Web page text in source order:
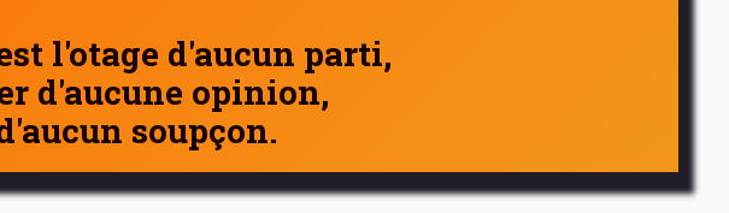
l'otage d'aucun parti,
d'aucune opinion,
soupçon.